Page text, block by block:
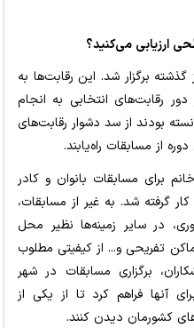
ارزیابی می‌کنید؟
برگزار شد. این رقابت‌ها به
رقابت‌های انتخابی به انجام
بودند از سد دشوار رقابت‌های
از مسابقات راه‌یابند.
برای مسابقات بانوان و کادر
کار گرفته شد. به غیر از مسابقات،
در سایر زمینه‌ها نظیر محل
تفریحی و... از کیفیتی مطلوب
برگزاری مسابقات در شهر
آنها فراهم کرد تا از یکی از
کشورمان دیدن کنند.